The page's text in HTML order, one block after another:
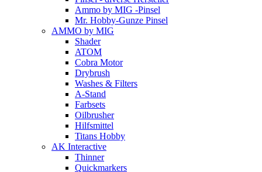
Ammo by MIG -Pinsel
Mr. Hobby-Gunze Pinsel
AMMO by MIG
Shader
ATOM
Cobra Motor
Drybrush
Washes & Filters
A-Stand
Farbsets
Oilbrusher
Hilfsmittel
Titans Hobby
AK Interactive
Thinner
Quickmarkers